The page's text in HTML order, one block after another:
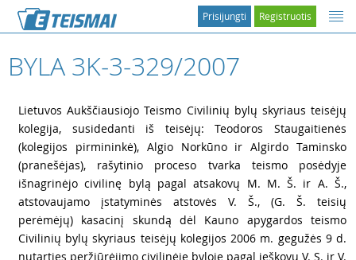
Registruotis
Prisijungti
BYLA 3K-3-329/2007
Lietuvos Aukščiausiojo Teismo Civilinių bylų skyriaus teisėjų
kolegija, susidedanti iš teisėjų: Teodoros Staugaitienės
(kolegijos pirmininkė), Algio Norkūno ir Algirdo Taminsko
(pranešėjas), rašytinio proceso tvarka teismo posėdyje
išnagrinėjo civilinę bylą pagal atsakovų M. M. Š. ir A. Š.,
atstovaujamo įstatyminės atstovės V. Š., (G. Š. teisių
perėmėjų) kasacinį skundą dėl Kauno apygardos teismo
Civilinių bylų skyriaus teisėjų kolegijos 2006 m. gegužės 9 d.
nutarties peržiūrėjimo civilinėje byloje pagal ieškovų V. S. ir V.